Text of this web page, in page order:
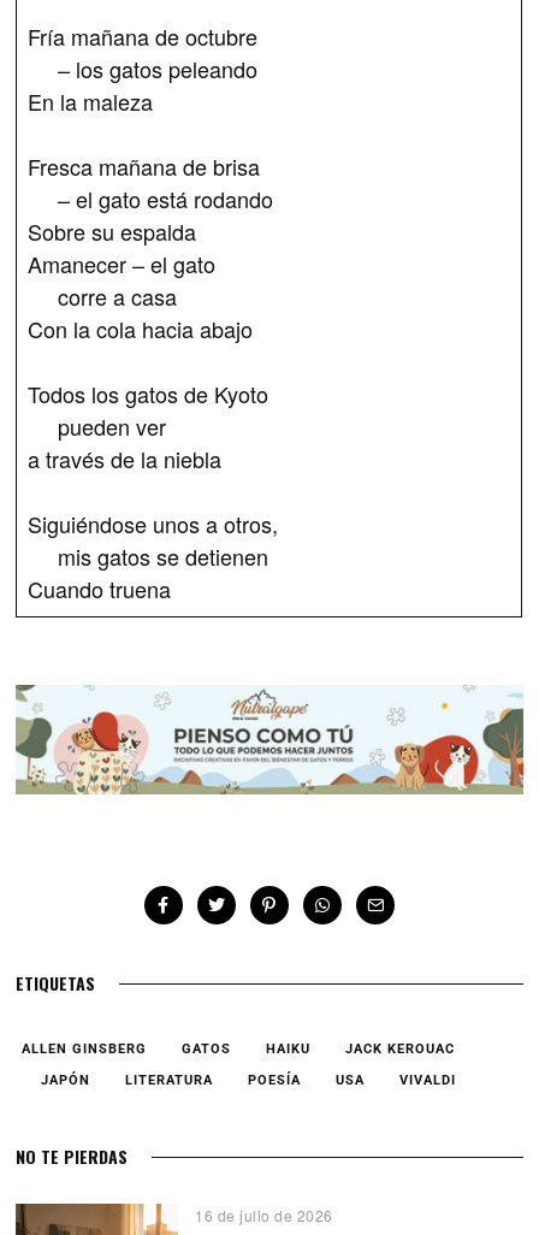
Fría mañana de octubre
– los gatos peleando
En la maleza
Fresca mañana de brisa
– el gato está rodando
Sobre su espalda
Amanecer – el gato
corre a casa
Con la cola hacia abajo
Todos los gatos de Kyoto
pueden ver
a través de la niebla
Siguiéndose unos a otros,
mis gatos se detienen
Cuando truena
ETIQUETAS
ALLEN GINSBERG GATOS HAIKU
JACK KEROUAC
JAPÓN
LITERATURA POESÍA USA VIVALDI
NO TE PIERDAS
16 de julio de 2026